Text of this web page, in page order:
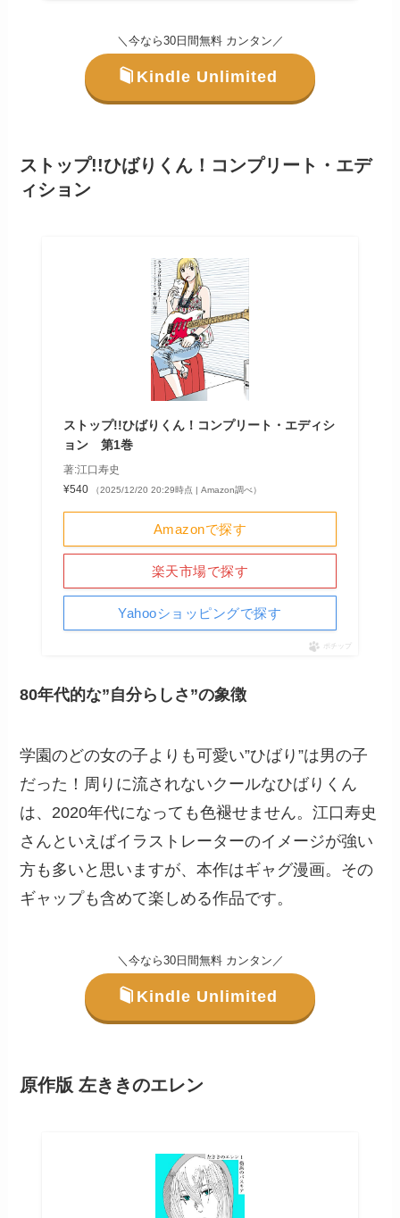
＼今なら30日間無料 カンタン／
Kindle Unlimited
ストップ!!ひばりくん！コンプリート・エデ
ィション
ストップ!!ひばりくん！コンプリート・エディシ
ョン 第1巻
著:江口寿史
¥540
（2025/12/20 20:29時点 | Amazon調べ）
Amazonで探す
楽天市場で探す
Yahooショッピングで探す
ポチップ
80年代的な”自分らしさ”の象徴
学園のどの女の子よりも可愛い”ひばり”は男の子
だった！周りに流されないクールなひばりくん
は、2020年代になっても色褪せません。江口寿史
さんといえばイラストレーターのイメージが強い
方も多いと思いますが、本作はギャグ漫画。その
ギャップも含めて楽しめる作品です。
＼今なら30日間無料 カンタン／
Kindle Unlimited
原作版 左ききのエレン